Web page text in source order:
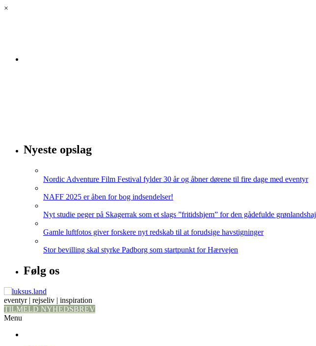
×
Nyeste opslag
Nordic Adventure Film Festival fylder 30 år og åbner dørene til fire dage med eventyr
NAFF 2025 er åben for bog indsendelser!
Nyt studie peger på Skagerrak som et slags ”fritidshjem” for den gådefulde grønlandshaj
Gamle luftfotos giver forskere nyt redskab til at forudsige havstigninger
Stor bevilling skal styrke Padborg som startpunkt for Hærvejen
Følg os
eventyr | rejseliv | inspiration
TILMELD NYHEDSBREV
Menu